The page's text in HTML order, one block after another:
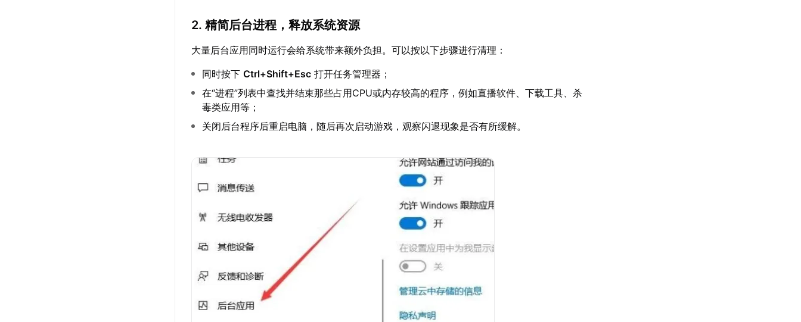
2. 精简后台进程，释放系统资源
大量后台应用同时运行会给系统带来额外负担。可以按以下步骤进行清理：
同时按下Ctrl+Shift+Esc 打开任务管理器；
在“进程”列表中查找并结束那些占用CPU或内存较高的程序，例如直播软件、下载工具、杀
毒类应用等；
关闭后台程序后重启电脑，随后再次启动游戏，观察闪退现象是否有所缓解。